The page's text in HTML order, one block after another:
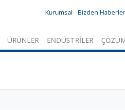
Kurumsal Bizden Haberler
ÜRÜNLER ENDÜSTRİLER